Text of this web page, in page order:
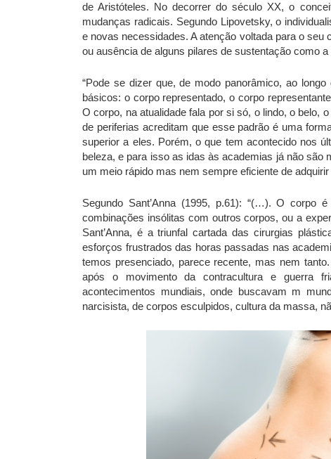
de Aristóteles. No decorrer do século XX, o
mudanças radicais. Segundo Lipovetsky, o
e novas necessidades. A atenção voltada para o
ou ausência de alguns pilares de sustentação como
“Pode se dizer que, de modo panorâmico, ao
básicos: o corpo representado, o corpo
O corpo, na atualidade fala por si só, o lindo, o belo,
de periferias acreditam que esse padrão é uma
superior a eles. Porém, o que tem acontecido nos
beleza, e para isso as idas às academias já não
um meio rápido mas nem sempre eficiente de
Segundo Sant’Anna (1995, p.61): “(…). O
combinações insólitas com outros corpos, ou a
Sant’Anna, é a triunfal cartada das cirurgias
esforços frustrados das horas passadas nas
temos presenciado, parece recente, mas nem
após o movimento da contracultura e guerra
acontecimentos mundiais, onde buscavam m
narcisista, de corpos esculpidos, cultura da massa,